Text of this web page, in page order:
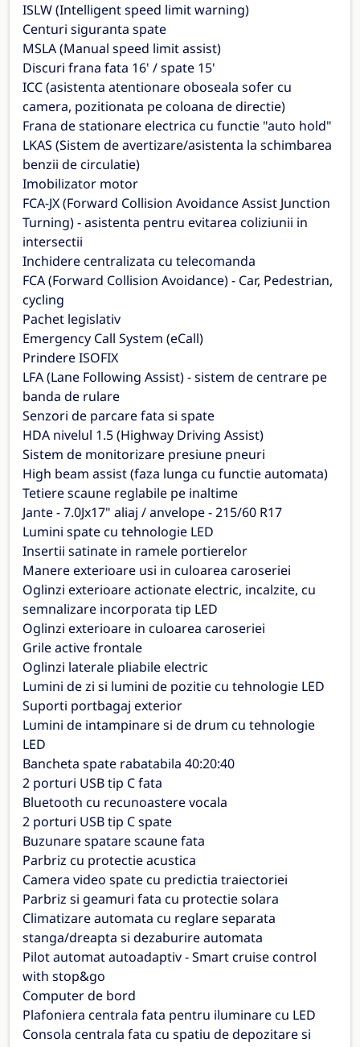
ISLW (Intelligent speed limit warning)
Centuri siguranta spate
MSLA (Manual speed limit assist)
Discuri frana fata 16' / spate 15'
ICC (asistenta atentionare oboseala sofer cu
camera, pozitionata pe coloana de directie)
Frana de stationare electrica cu functie "auto hold"
LKAS (Sistem de avertizare/asistenta la schimbarea
benzii de circulatie)
Imobilizator motor
FCA-JX (Forward Collision Avoidance Assist Junction
Turning) - asistenta pentru evitarea coliziunii in
intersectii
Inchidere centralizata cu telecomanda
FCA (Forward Collision Avoidance) - Car, Pedestrian,
cycling
Pachet legislativ
Emergency Call System (eCall)
Prindere ISOFIX
LFA (Lane Following Assist) - sistem de centrare pe
banda de rulare
Senzori de parcare fata si spate
HDA nivelul 1.5 (Highway Driving Assist)
Sistem de monitorizare presiune pneuri
High beam assist (faza lunga cu functie automata)
Tetiere scaune reglabile pe inaltime
Jante - 7.0Jx17" aliaj / anvelope - 215/60 R17
Lumini spate cu tehnologie LED
Insertii satinate in ramele portierelor
Manere exterioare usi in culoarea caroseriei
Oglinzi exterioare actionate electric, incalzite, cu
semnalizare incorporata tip LED
Oglinzi exterioare in culoarea caroseriei
Grile active frontale
Oglinzi laterale pliabile electric
Lumini de zi si lumini de pozitie cu tehnologie LED
Suporti portbagaj exterior
Lumini de intampinare si de drum cu tehnologie
LED
Bancheta spate rabatabila 40:20:40
2 porturi USB tip C fata
Bluetooth cu recunoastere vocala
2 porturi USB tip C spate
Buzunare spatare scaune fata
Parbriz cu protectie acustica
Camera video spate cu predictia traiectoriei
Parbriz si geamuri fata cu protectie solara
Climatizare automata cu reglare separata
stanga/dreapta si dezaburire automata
Pilot automat autoadaptiv - Smart cruise control
with stop&go
Computer de bord
Plafoniera centrala fata pentru iluminare cu LED
Consola centrala fata cu spatiu de depozitare si